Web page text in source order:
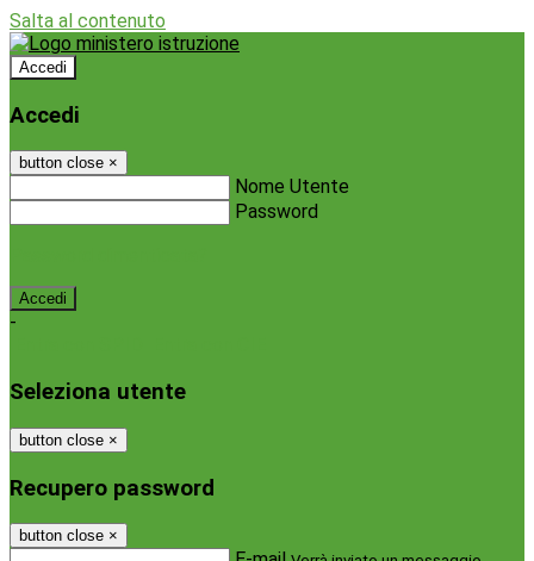
Salta al contenuto
Accedi
Accedi
button close ×
Nome Utente
Password
-
Seleziona utente
button close ×
Recupero password
button close ×